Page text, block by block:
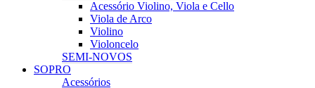
Acessório Violino, Viola e Cello
Viola de Arco
Violino
Violoncelo
SEMI-NOVOS
SOPRO
Acessórios